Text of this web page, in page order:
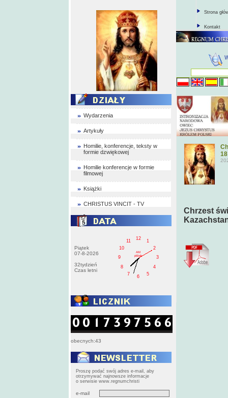
Wydarzenia
Artykuły
Homilie, konferencje, teksty w
formie dzwiękowej
Homilie konferencje w formie
filmowej
Książki
CHRISTUS VINCIT - TV
Piątek
07-8-2026
32tydzień
Czas letni
1
2
3
4
5
6
7
8
9
10
11
12
AM
pištek
obecnych:43
Proszę podać swój adres e-mail, aby
otrzymywać najnowsze informacje
o serwisie www.regnumchristi
e-mail
Strona
Kontakt
Chrzest